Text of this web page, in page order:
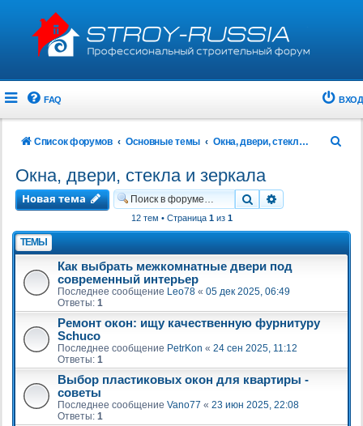
FAQ ВХОД
Список форумов Основные темы Окна, двери, стекла и зеркала
Окна, двери, стекла и зеркала
Новая тема Поиск
12 тем • Страница 1из 1
ТЕМЫ
Как выбрать межкомнатные двери под
современный интерьер
Последнее сообщение Leo78 « 05 дек 2025, 06:49
Ответы: 1
Ремонт окон: ищу качественную фурнитуру
Schuco
Последнее сообщение PetrKon « 24 сен 2025, 11:12
Ответы: 1
Выбор пластиковых окон для квартиры -
советы
Последнее сообщение Vano77 « 23 июн 2025, 22:08
Ответы: 1